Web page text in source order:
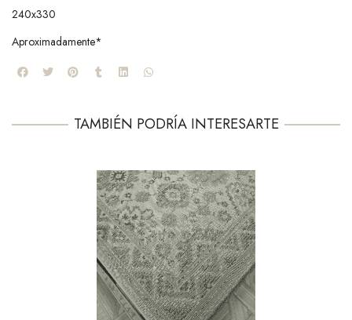
240x330
Aproximadamente*
TAMBIÉN PODRÍA INTERESARTE